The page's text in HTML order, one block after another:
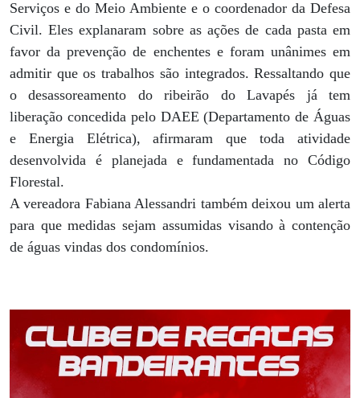
Serviços e do Meio Ambiente e o coordenador da Defesa
Civil. Eles explanaram sobre as ações de cada pasta em
favor da prevenção de enchentes e foram unânimes em
admitir que os trabalhos são integrados. Ressaltando que
o desassoreamento do ribeirão do Lavapés já tem
liberação concedida pelo DAEE (Departamento de Águas
e Energia Elétrica), afirmaram que toda atividade
desenvolvida é planejada e fundamentada no Código
Florestal.
A vereadora Fabiana Alessandri também deixou um alerta
para que medidas sejam assumidas visando à contenção
de águas vindas dos condomínios.